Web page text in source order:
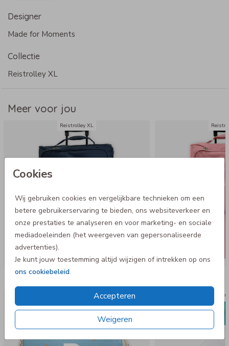
Cookies
Wij gebruiken cookies en vergelijkbare technieken om een
betere gebruikerservaring te bieden, ons websiteverkeer en
onze prestaties te analyseren en voor marketing- en sociale
mediadoeleinden (het weergeven van gepersonaliseerde
advertenties).
Je kunt jouw toestemming altijd wijzigen of intrekken op ons
ons cookiebeleid.
Accepteren
Weigeren
- Merk: Bulbby
- Afmetingen: 65 x 42 x 24 cm
- Binnenvak met rits, buitenvakje met rits
- Extra bescherming aan de onderzijde en achterzijde
- Handzaam door de twee handige wielen
- Waterafstotend 600 D materiaal
Designer
Made for Moments
Collectie
Reistrolley XL
Meer voor jou
Reistrolley XL
Nog meer in deze stijl
Rugtas Adventure